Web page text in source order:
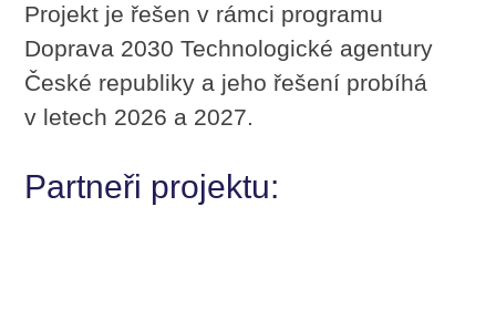
Projekt je řešen v rámci programu
Doprava 2030 Technologické agentury
České republiky a jeho řešení probíhá
v letech 2026 a 2027.
Partneři projektu: